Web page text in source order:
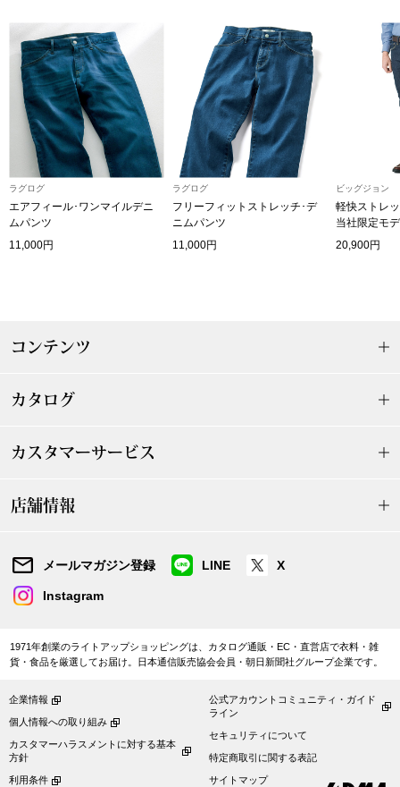
Salon de GRANDGRIS
ランド
集
おすすめカタ
BOGARD
BOGARD July
RUGLOG
ポロシャツ
シャツ／ブラ
ラグログ
エアフィール･ワンマイルデニ
ムパンツ
11,000円
ラグログ
フリーフィットストレッチ･デ
ニムパンツ
11,000円
ビッグジョン
軽快ストレ
当社限定モ
20,900円
コンテンツ
カタログ
カスタマーサービス
店舗情報
メールマガジン登録 LINE X
Instagram
1971年創業のライトアップショッピングは、カタログ通販・EC・直営店で衣料・雑
貨・食品を厳選してお届け。日本通信販売協会会員・朝日新聞社グループ企業です。
企業情報
個人情報への取り組み
カスタマーハラスメントに対する基本
方針
利用条件
公式アカウントコミュニティ・ガイド
ライン
セキュリティについて
特定商取引に関する表記
サイトマップ